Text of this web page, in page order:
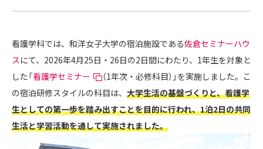
看護学科では、和洋女子大学の宿泊施設である佐倉セミナーハウ
スにて、2026年4月25日・26日の2日間にわたり、1年生を対象と
した「看護学セミナー
（1年次・必修科目）」を実施しました。こ
の宿泊研修スタイルの科目は、 大学生活の基盤づくりと、看護学
生としての第一歩を踏み出すことを目的に行われ、1泊2日の共同
生活と学習活動を通して実施されました。